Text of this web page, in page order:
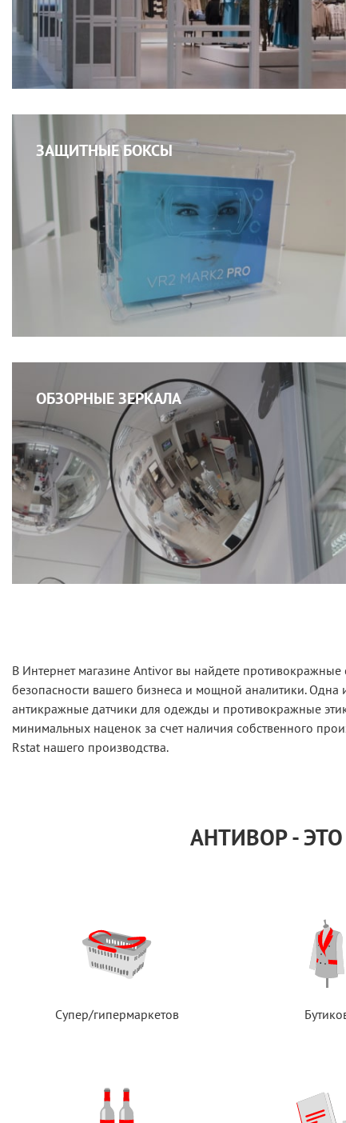
ЗАЩИТНЫЕ БОКСЫ
ОБЗОРНЫЕ ЗЕРКАЛА
В Интернет магазине Antivor вы найдете
безопасности вашего бизнеса и мощной аналитики.
антикражные датчики для одежды и противокражные
минимальных наценок за счет наличия собственного
Rstat нашего производства.
АНТИВОР -
Супер/гипермаркетов